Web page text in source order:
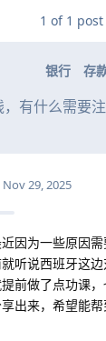
银行 存
有什么需要
1 of 1 post
Nov 29, 2025
因为一些原因
听说西班牙这
前做了点功课
出来，希望能帮